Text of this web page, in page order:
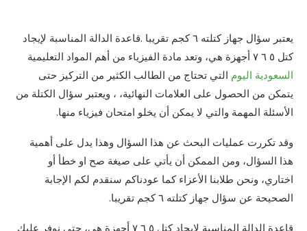
يعتبر سؤال جهاز كتلته ٦ كجم تقريبا .قاعدة الدالة المناسبة لإيجاد
كتل ٥ ٦ ٧ أجهزة هي، وتعد مادة الفيزياء من أهم المواد التعليمية
السعودية اليوم التي تحتاج من الطالب الكثير من التركيز حتى
يتمكن من الحصول على العلامات النهائية، ، ويعتبر سؤال الكتلة من
الأسئلة المهمة والتي لا يمكن أن يخلو امتحان فيزياء منها.
وقد تكررت عمليات البحث عن هذا السؤال وهذا يدل على أهمية
هذا السؤال، ومن الممكن أن يأتي على صيغة صح او خطأ أو
اختاري، ونحن طلابنا الأعزاء كما عودناكم سنقدم لكم الإجابة
الصحيحة عن سؤال جهاز كتلته ٦ كجم تقريبا.
قاعدة الدالة المناسبة لإيجاد كتل ٥ ٦ ٧ أجهزة هي، حتى نوفر عليك